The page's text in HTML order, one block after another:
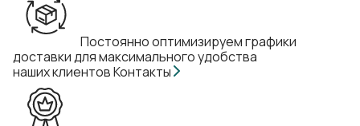
Постоянно оптимизируем графики
доставки для максимального удобства
наших клиентовКонтакты